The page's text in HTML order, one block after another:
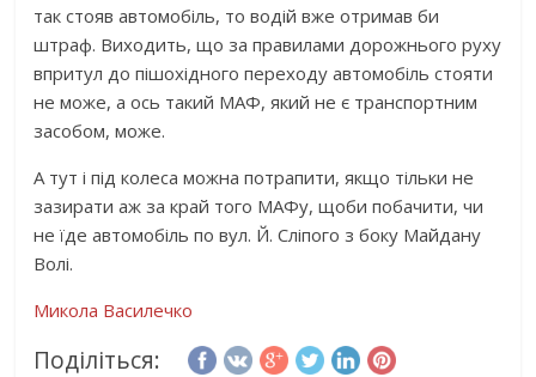
так стояв автомобіль, то водій вже отримав би
штраф. Виходить, що за правилами дорожнього руху
впритул до пішохідного переходу автомобіль стояти
не може, а ось такий МАФ, який не є транспортним
засобом,може.
А тут і під колеса можна потрапити, якщо тільки не
зазирати аж за край того МАФу, щоби побачити, чи
не їде автомобіль по вул. Й. Сліпого з боку Майдану
Волі.
Микола Василечко
Поділіться: